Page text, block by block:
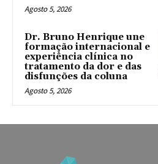
Agosto 5, 2026
Dr. Bruno Henrique une
formação internacional e
experiência clínica no
tratamento da dor e das
disfunções da coluna
Agosto 5, 2026